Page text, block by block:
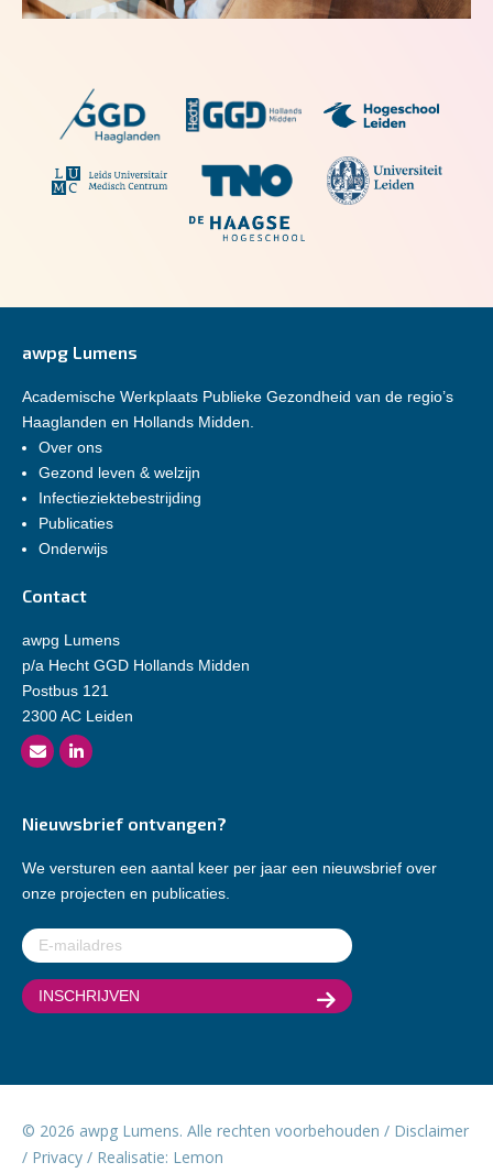
awpg Lumens
Academische Werkplaats Publieke Gezondheid van de regio’s
Haaglanden en Hollands Midden.
Over ons
Gezond leven & welzijn
Infectieziektebestrijding
Publicaties
Onderwijs
Contact
awpg Lumens
p/a Hecht GGD Hollands Midden
Postbus 121
2300 AC Leiden
Nieuwsbrief ontvangen?
We versturen een aantal keer per jaar een nieuwsbrief over
onze projecten en publicaties.
E-
mailadres(Vereist)
© 2026 awpg Lumens. Alle rechten voorbehouden / Disclaimer
/ Privacy / Realisatie: Lemon